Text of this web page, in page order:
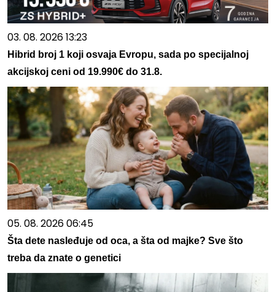
03. 08. 2026 13:23
Hibrid broj 1 koji osvaja Evropu, sada po specijalnoj
akcijskoj ceni od 19.990€ do 31.8.
05. 08. 2026 06:45
Šta dete nasleđuje od oca, a šta od majke? Sve što
treba da znate o genetici